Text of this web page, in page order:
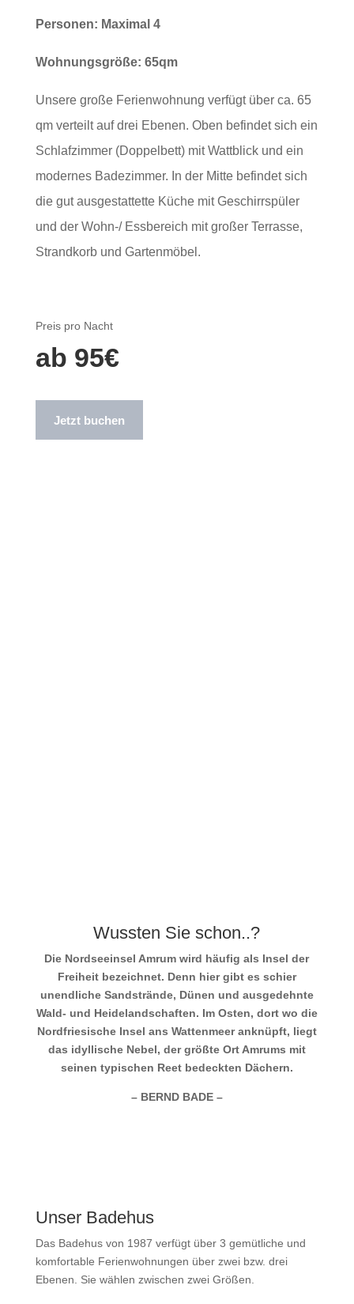
Personen: Maximal 4
Wohnungsgröße: 65qm
Unsere große Ferienwohnung verfügt über ca. 65
qm verteilt auf drei Ebenen. Oben befindet sich ein
Schlafzimmer (Doppelbett) mit Wattblick und ein
modernes Badezimmer. In der Mitte befindet sich
die gut ausgestattette Küche mit Geschirrspüler
und der Wohn-/ Essbereich mit großer Terrasse,
Strandkorb und Gartenmöbel.
Preis pro Nacht
ab 95€
Jetzt buchen
Wussten Sie schon..?
Die Nordseeinsel Amrum wird häufig als Insel der
Freiheit bezeichnet. Denn hier gibt es schier
unendliche Sandstrände, Dünen und ausgedehnte
Wald- und Heidelandschaften. Im Osten, dort wo die
Nordfriesische Insel ans Wattenmeer anknüpft, liegt
das idyllische Nebel, der größte Ort Amrums mit
seinen typischen Reet bedeckten Dächern.
– BERND BADE –
Unser Badehus
Das Badehus von 1987 verfügt über 3 gemütliche und
komfortable Ferienwohnungen über zwei bzw. drei
Ebenen. Sie wählen zwischen zwei Größen.